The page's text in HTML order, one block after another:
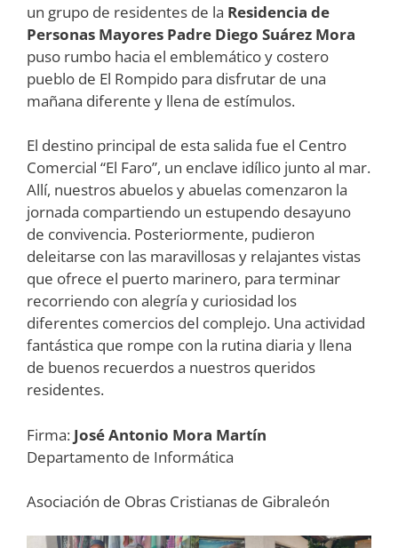
un grupo de residentes de la Residencia de
Personas Mayores Padre Diego Suárez Mora
puso rumbo hacia el emblemático y costero
pueblo de El Rompido para disfrutar de una
mañana diferente y llena de estímulos.
El destino principal de esta salida fue el Centro
Comercial “El Faro”, un enclave idílico junto al mar.
Allí, nuestros abuelos y abuelas comenzaron la
jornada compartiendo un estupendo desayuno
de convivencia. Posteriormente, pudieron
deleitarse con las maravillosas y relajantes vistas
que ofrece el puerto marinero, para terminar
recorriendo con alegría y curiosidad los
diferentes comercios del complejo. Una actividad
fantástica que rompe con la rutina diaria y llena
de buenos recuerdos a nuestros queridos
residentes.
Firma: José Antonio Mora Martín
Departamento de Informática
Asociación de Obras Cristianas de Gibraleón